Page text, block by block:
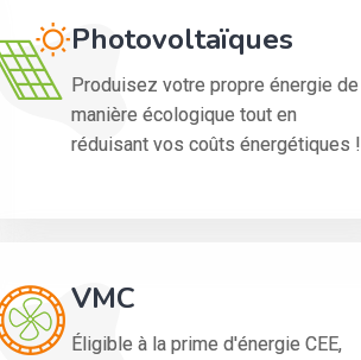
Photovoltaïques
Produisez votre propre énergie de
manière écologique tout en
réduisant vos coûts énergétiques !
VMC
Éligible à la prime d'énergie CEE,